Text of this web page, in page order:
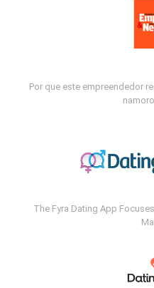
Por que este empreendedor
The Fyra Dating App